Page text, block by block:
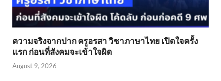
ความจริงจากปาก ครูอรสา วิชาภาษาไทย เปิดใจครั้ง
แรก ก่อนที่สังคมจะเข้าใจผิด
August 9, 2026